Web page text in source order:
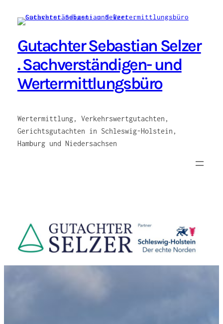
Inhalt
Gutachter Sebastian Selzer
. Sachverständigen- und
Wertermittlungsbüro
Wertermittlung, Verkehrswertgutachten,
Gerichtsgutachten in Schleswig-Holstein,
Hamburg und Niedersachsen